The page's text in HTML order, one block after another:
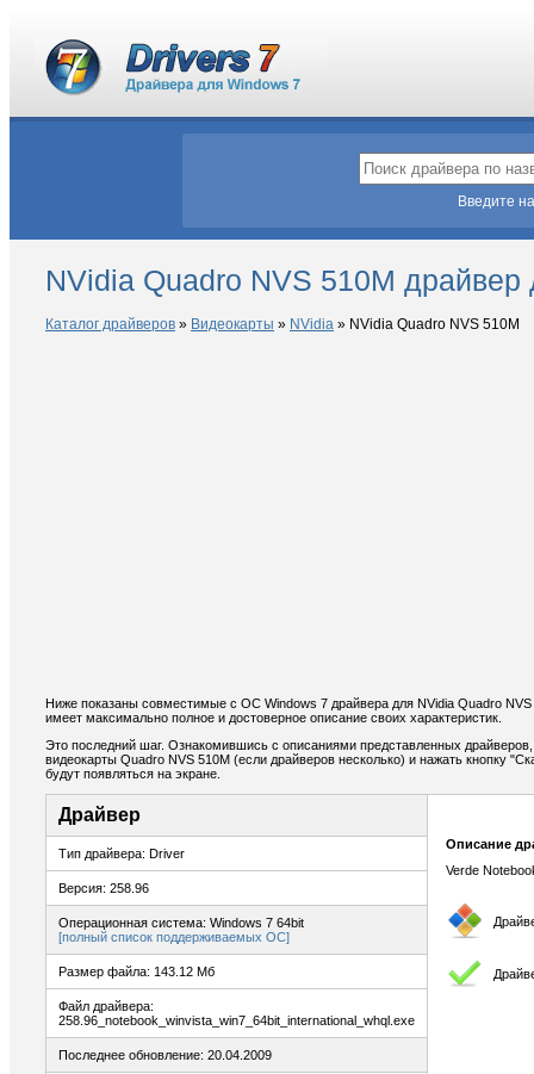
Введите
NVidia Quadro NVS 510M
Каталог драйверов » Видеокарты » NVidia » NVidia Quadro NVS 510M
Ниже показаны совместимые с ОС Windows 7 драйвера для NVidia Quadro
имеет максимально полное и достоверное описание своих характеристик.
Это последний шаг. Ознакомившись с описаниями представленных
видеокарты Quadro NVS 510M (если драйверов несколько) и нажать кнопку
будут появляться на экране.
Драйвер
Тип драйвера: Driver
Версия: 258.96
Операционная система: Windows 7 64bit
[полный список поддерживаемых ОС]
Размер файла: 143.12 Мб
Файл драйвера:
258.96_notebook_winvista_win7_64bit_international_whql.exe
Последнее обновление: 20.04.2009
Описание
Verde